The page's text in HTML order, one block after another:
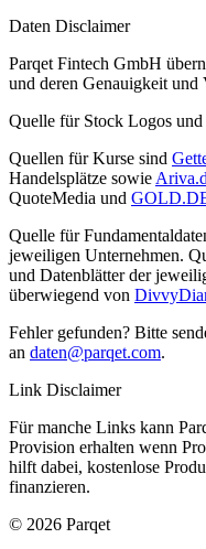
Daten Disclaimer
Parqet Fintech GmbH
und deren Genauigkeit
Quelle für Stock Logos
Quellen für Kurse sind
Handelsplätze sowie
QuoteMedia und
Quelle für
jeweiligen Unternehmen.
und Datenblätter der
überwiegend von
Fehler gefunden? Bitte
an daten@parqet.com.
Link Disclaimer
Für manche Links kann
Provision erhalten wenn
hilft dabei, kostenlose
finanzieren.
© 2026 Parqet